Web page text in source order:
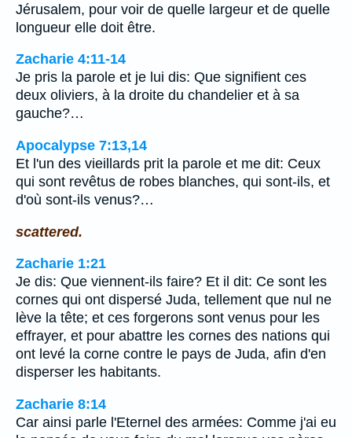
Jérusalem, pour voir de quelle largeur et de quelle
longueur elle doit être.
Zacharie 4:11-14
Je pris la parole et je lui dis: Que signifient ces
deux oliviers, à la droite du chandelier et à sa
gauche?…
Apocalypse 7:13,14
Et l'un des vieillards prit la parole et me dit: Ceux
qui sont revêtus de robes blanches, qui sont-ils, et
d'où sont-ils venus?…
scattered.
Zacharie 1:21
Je dis: Que viennent-ils faire? Et il dit: Ce sont les
cornes qui ont dispersé Juda, tellement que nul ne
lève la tête; et ces forgerons sont venus pour les
effrayer, et pour abattre les cornes des nations qui
ont levé la corne contre le pays de Juda, afin d'en
disperser les habitants.
Zacharie 8:14
Car ainsi parle l'Eternel des armées: Comme j'ai eu